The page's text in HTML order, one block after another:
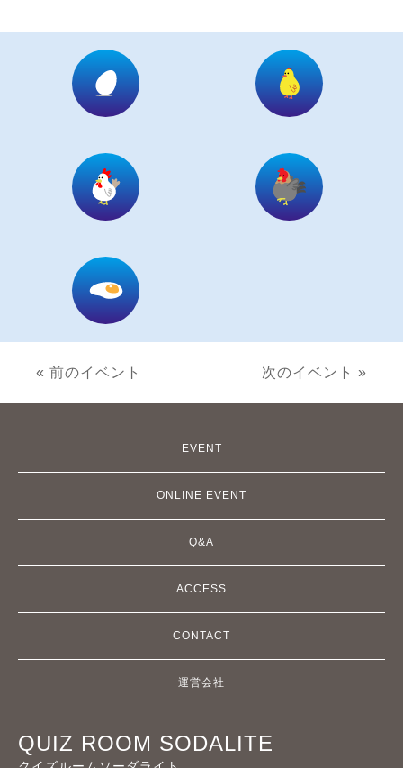
« 前のイベント 次のイベント »
EVENT
ONLINE EVENT
Q&A
ACCESS
CONTACT
運営会社
QUIZ ROOM SODALITE